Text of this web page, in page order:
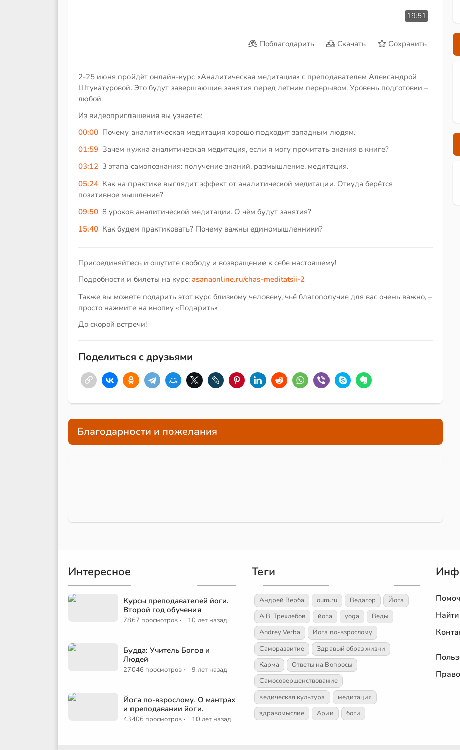
19:51
Поблагодарить Скачать Сохранить
2-25 июня пройдёт онлайн-курс «Аналитическая медитация» с преподавателем Александрой
Штукатуровой. Это будут завершающие занятия перед летним перерывом. Уровень подготовки –
любой.
Из видеоприглашения вы узнаете:
00:00 Почему аналитическая медитация хорошо подходит западным людям.
01:59 Зачем нужна аналитическая медитация, если я могу прочитать знания в книге?
03:12 3 этапа самопознания: получение знаний, размышление, медитация.
05:24 Как на практике выглядит эффект от аналитической медитации. Откуда берётся
позитивное мышление?
09:50 8 уроков аналитической медитации. О чём будут занятия?
15:40 Как будем практиковать? Почему важны единомышленники?
Присоединяйтесь и ощутите свободу и возвращение к себе настоящему!
Подробности и билеты на курс: asanaonline.ru/chas-meditatsii-2
Также вы можете подарить этот курс близкому человеку, чьё благополучие для вас очень важно, –
просто нажмите на кнопку «Подарить»
До скорой встречи!
Поделиться с друзьями
Благодарности и пожелания
Интересное
Курсы преподавателей йоги.
Второй год обучения
7867 просмотров · 10 лет назад
Будда: Учитель Богов и
Людей
27046 просмотров · 9 лет назад
Йога по-взрослому. О мантрах
и преподавании йоги.
43406 просмотров · 10 лет назад
Теги
Андрей Верба oum.ru Ведагор
Йога
А.В. Трехлебов
йога yoga
Веды
Andrey Verba
Йога по-взрослому
Саморазвитие
Здравый образ жизни
Карма
Ответы на Вопросы
Самосовершенствование
ведическая культура
медитация
здравомыслие
Арии боги